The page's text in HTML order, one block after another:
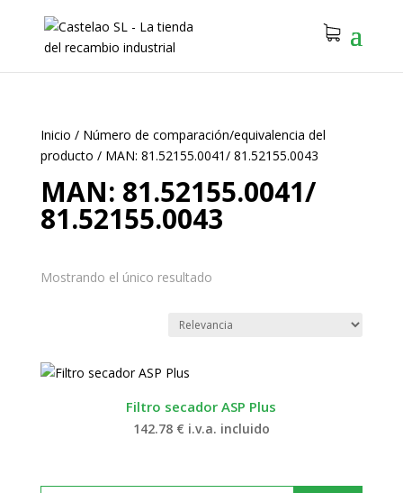
Inicio / Número de comparación/equivalencia del
producto / MAN: 81.52155.0041/ 81.52155.0043
MAN: 81.52155.0041/
81.52155.0043
Mostrando el único resultado
Filtro secador ASP Plus
142.78 € i.v.a. incluido